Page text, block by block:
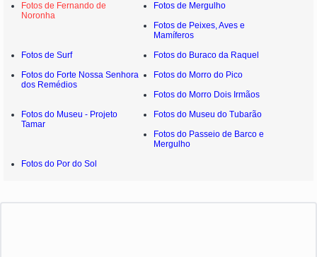
Fotos de Fernando de
Noronha
Fotos de Mergulho
Fotos de Peixes, Aves e
Mamíferos
Fotos de Surf
Fotos do Buraco da Raquel
Fotos do Forte Nossa Senhora
dos Remédios
Fotos do Morro do Pico
Fotos do Morro Dois Irmãos
Fotos do Museu - Projeto
Tamar
Fotos do Museu do Tubarão
Fotos do Passeio de Barco e
Mergulho
Fotos do Por do Sol